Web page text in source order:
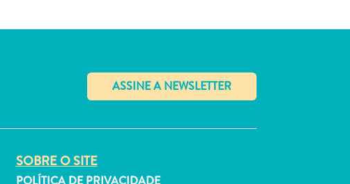
✕
SOBRE O SITE